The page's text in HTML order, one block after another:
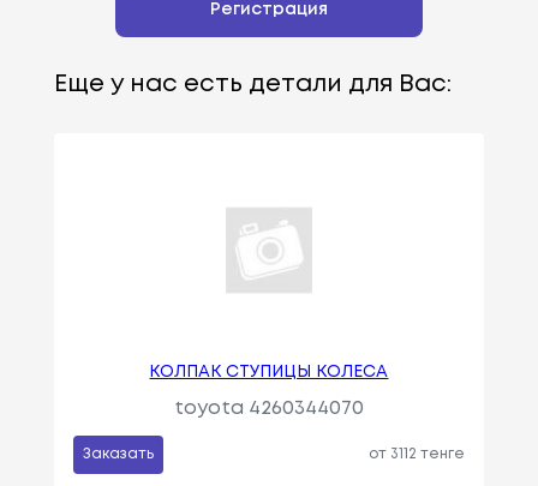
Регистрация
Еще у нас есть детали для Вас:
КОЛПАК СТУПИЦЫ КОЛЕСА
toyota 4260344070
Заказать от 3112 тенге